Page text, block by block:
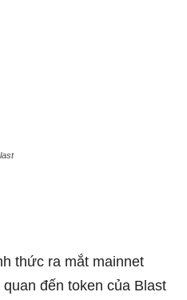
thức ra mắt mainnet
đến token của Blast